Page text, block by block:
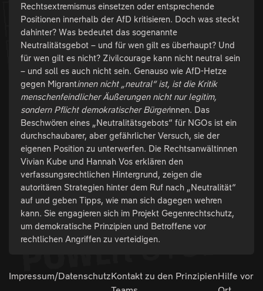
Rechtsextremismus einsetzen oder entsprechende
Positionen innerhalb der AfD kritisieren. Doch was steckt
dahinter? Was bedeutet das sogenannte
Neutralitätsgebot – und für wen gilt es überhaupt? Und
für wen gilt es nicht? Zivilcourage kann nicht neutral sein
– und soll es auch nicht sein. Genauso wie AfD-Hetze
gegen Migrantinnen nicht „neutral“ ist, ist die Kritik
menschenfeindlicher Äußerungen nicht nur legitim,
sondern Pflicht demokratischer Bürgerinnen. Das
Beschwören eines „Neutralitätsgebots“ für NGOs ist ein
durchschaubarer, aber gefährlicher Versuch, sie der
eigenen Position zu unterwerfen. Die Rechtsanwältinnen
Vivian Kube und Hannah Vos erklären den
verfassungsrechtlichen Hintergrund, zeigen die
autoritären Strategien hinter dem Ruf nach „Neutralität“
auf und geben Tipps, wie man sich dagegen wehren
kann. Sie engagieren sich im Projekt Gegenrechtschutz,
um demokratische Prinzipien und Betroffene vor
rechtlichen Angriffen zu verteidigen.
Impressum/DatenschutzKontakt zu den PrinzipienHilfe vor